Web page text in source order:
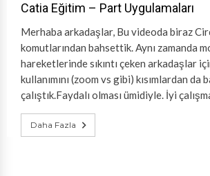
Catia Eğitim – Part Uygulamaları
Merhaba arkadaşlar, Bu videoda biraz
komutlarından bahsettik. Aynı zamanda
hareketlerinde sıkıntı çeken arkadaşlar
kullanımını (zoom vs gibi) kısımlardan da
çalıştık.Faydalı olması ümidiyle. İyi
Daha Fazla